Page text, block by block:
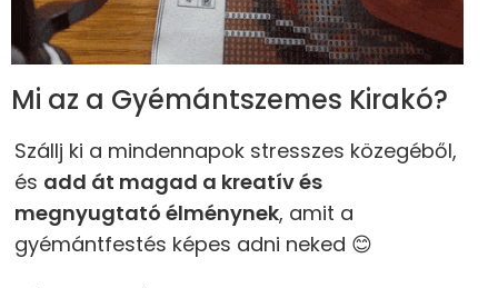
Mi az a Gyémántszemes Kirakó?
Szállj ki a mindennapok stresszes közegéből,
és add át magad a kreatív és
megnyugtató élménynek, amit a
gyémántfestés képes adni neked 😊